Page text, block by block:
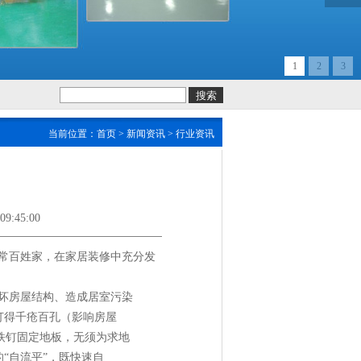
1 2 3
当前位置： 首页 > 新闻资讯 > 行业资讯
姓家，在家居装修中充分发
屋结构、造成居室污染
千疮百孔（影响房屋
钉固定地板，无须为求地
自流平”，既快速自